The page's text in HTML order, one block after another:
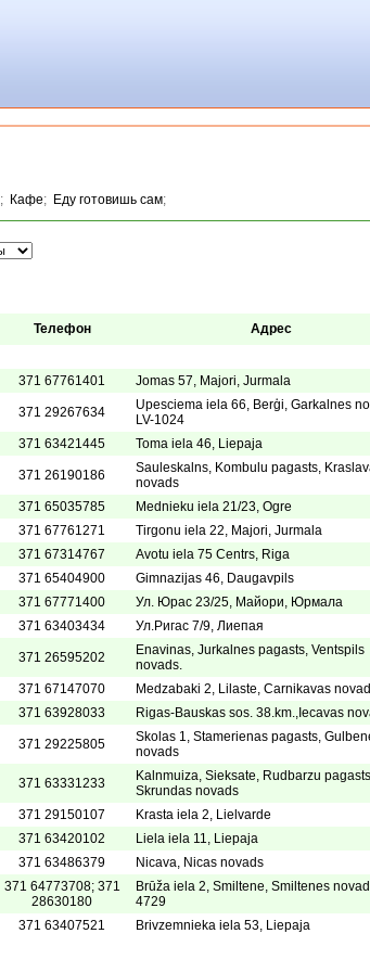
; Кафе; Еду готовишь сам;
Телефон Адрес
371 67761401 Jomas 57, Majori, Jurmala
371 29267634
Upesciema iela 66, Berģi, Garkalnes
LV-1024
371 63421445 Toma iela 46, Liepaja
371 26190186
Sauleskalns, Kombulu pagasts,
novads
371 65035785
Mednieku iela 21/23, Ogre
371 67761271
Tirgonu iela 22, Majori, Jurmala
371 67314767
Avotu iela 75 Centrs, Riga
371 65404900
Gimnazijas 46, Daugavpils
371 67771400
Ул. Юрас 23/25, Майори, Юрмала
371 63403434 Ул.Ригас 7/9, Лиепая
371 26595202
Enavinas, Jurkalnes pagasts, Ventspils
novads.
371 67147070
Medzabaki 2, Lilaste, Carnikavas
371 63928033 Rigas-Bauskas sos. 38.km.,Iecavas
371 29225805
Skolas 1, Stamerienas pagasts,
novads
371 63331233
Kalnmuiza, Sieksate, Rudbarzu
Skrundas novads
371 29150107
Krasta iela 2, Lielvarde
371 63420102
Liela iela 11, Liepaja
371 63486379 Nicava, Nicas novads
371 64773708; 371
28630180
Brūža iela 2, Smiltene, Smiltenes
4729
371 63407521 Brivzemnieka iela 53, Liepaja